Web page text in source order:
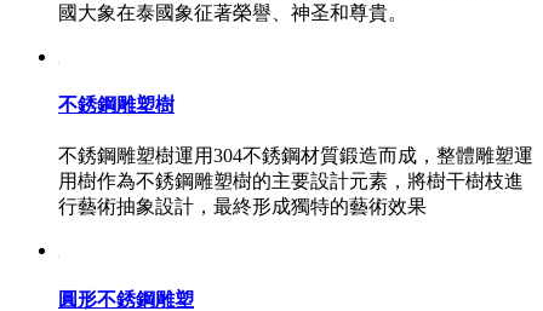
國大象在泰國象征著榮譽、神圣和尊貴。
不銹鋼雕塑樹
不銹鋼雕塑樹運用304不銹鋼材質鍛造而成，整體雕塑運
用樹作為不銹鋼雕塑樹的主要設計元素，將樹干樹枝進
行藝術抽象設計，最終形成獨特的藝術效果
圓形不銹鋼雕塑